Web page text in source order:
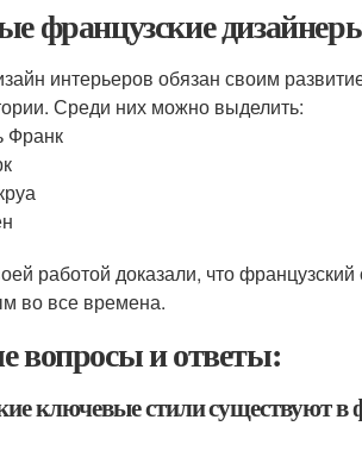
французские
интерьеров обязан своим
Среди них можно выделить:
работой доказали, что
во все времена.
вопросы и ответы:
ключевые стили существуют в